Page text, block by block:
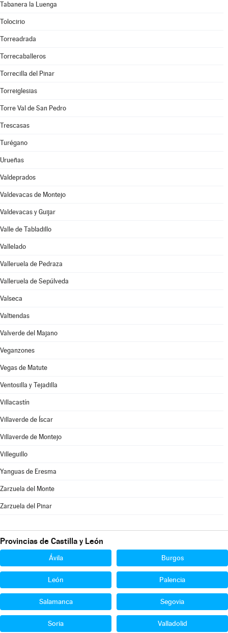
Tabanera la Luenga
Tolocirio
Torreadrada
Torrecaballeros
Torrecilla del Pinar
Torreiglesias
Torre Val de San Pedro
Trescasas
Turégano
Urueñas
Valdeprados
Valdevacas de Montejo
Valdevacas y Guijar
Valle de Tabladillo
Vallelado
Valleruela de Pedraza
Valleruela de Sepúlveda
Valseca
Valtiendas
Valverde del Majano
Veganzones
Vegas de Matute
Ventosilla y Tejadilla
Villacastín
Villaverde de Íscar
Villaverde de Montejo
Villeguillo
Yanguas de Eresma
Zarzuela del Monte
Zarzuela del Pinar
Provincias de Castilla y León
Ávila Burgos
León Palencia
Salamanca Segovia
Soria Valladolid